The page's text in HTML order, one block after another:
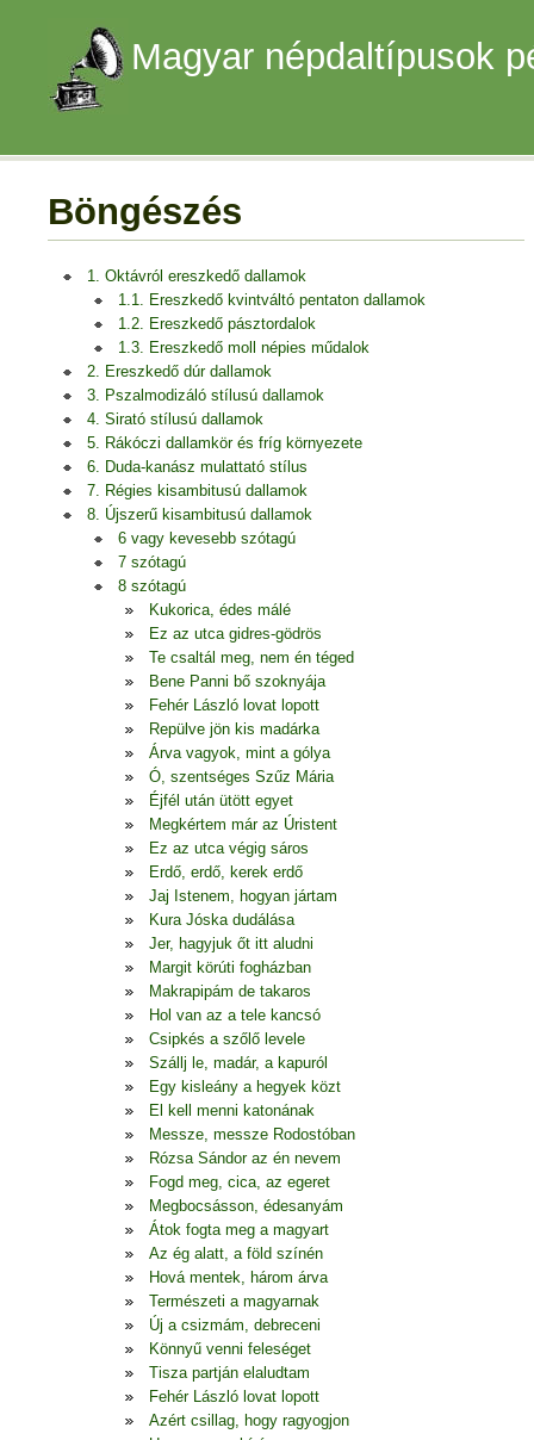
Magyar népdaltípusok
Böngészés
1. Oktávról ereszkedő dallamok
1.1. Ereszkedő kvintváltó pentaton dallamok
1.2. Ereszkedő pásztordalok
1.3. Ereszkedő moll népies műdalok
2. Ereszkedő dúr dallamok
3. Pszalmodizáló stílusú dallamok
4. Sirató stílusú dallamok
5. Rákóczi dallamkör és fríg környezete
6. Duda-kanász mulattató stílus
7. Régies kisambitusú dallamok
8. Újszerű kisambitusú dallamok
6 vagy kevesebb szótagú
7 szótagú
8 szótagú
Kukorica, édes málé
Ez az utca gidres-gödrös
Te csaltál meg, nem én téged
Bene Panni bő szoknyája
Fehér László lovat lopott
Repülve jön kis madárka
Árva vagyok, mint a gólya
Ó, szentséges Szűz Mária
Éjfél után ütött egyet
Megkértem már az Úristent
Ez az utca végig sáros
Erdő, erdő, kerek erdő
Jaj Istenem, hogyan jártam
Kura Jóska dudálása
Jer, hagyjuk őt itt aludni
Margit körúti fogházban
Makrapipám de takaros
Hol van az a tele kancsó
Csipkés a szőlő levele
Szállj le, madár, a kapuról
Egy kisleány a hegyek közt
El kell menni katonának
Messze, messze Rodostóban
Rózsa Sándor az én nevem
Fogd meg, cica, az egeret
Megbocsásson, édesanyám
Átok fogta meg a magyart
Az ég alatt, a föld színén
Hová mentek, három árva
Természeti a magyarnak
Új a csizmám, debreceni
Könnyű venni feleséget
Tisza partján elaludtam
Fehér László lovat lopott
Azért csillag, hogy ragyogjon